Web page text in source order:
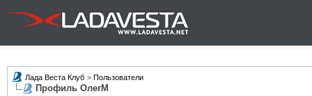
Лада Веста Клуб > Пользователи
Профиль ОлегМ